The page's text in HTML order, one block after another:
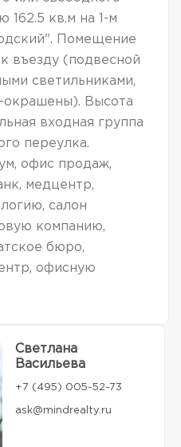
162.5 кв.м на 1-м
Помещение
въезду (подвесной
светильниками,
окрашены). Высота
входная группа
переулка.
офис продаж,
медцентр,
салон
компанию,
бюро,
офисную
Светлана
Васильева
+7 (495) 005-52-73
ask@mindrealty.ru